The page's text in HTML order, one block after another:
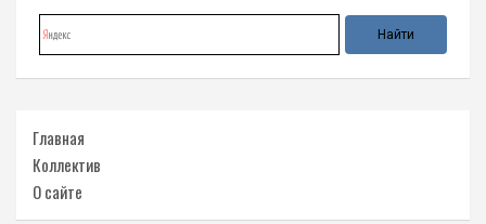
Главная
Коллектив
О сайте